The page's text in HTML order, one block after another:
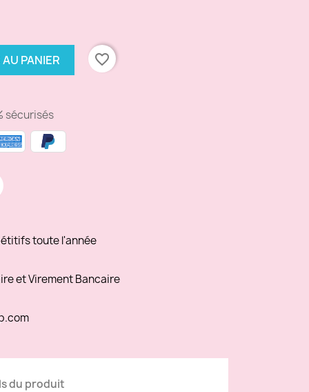
PANIER
favorite_border
sécurisés
toute l'année
et Virement Bancaire
du produit